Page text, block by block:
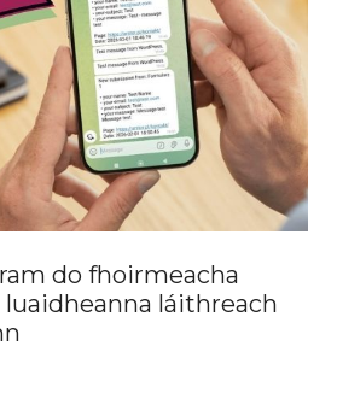
do fhoirmeacha
láithreach